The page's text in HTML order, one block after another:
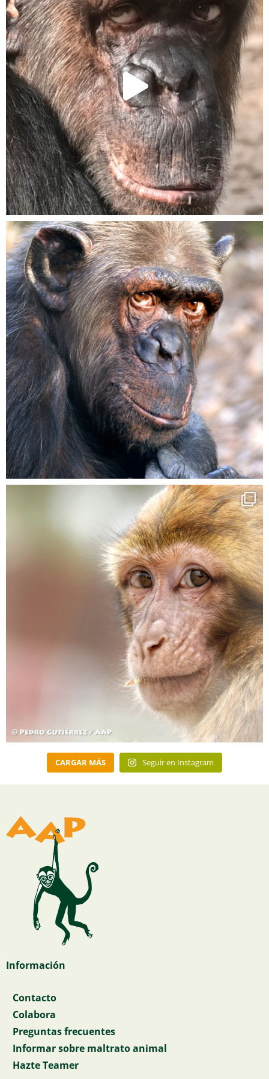
CARGAR MÁS Seguir en Instagram
Información
Contacto
Colabora
Preguntas frecuentes
Informar sobre maltrato animal
Hazte Teamer